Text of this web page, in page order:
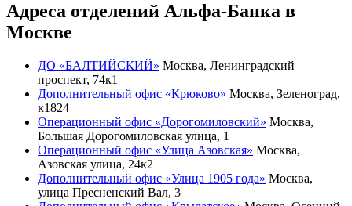
Адреса отделений Альфа-Банка в
Москве
ДО «БАЛТИЙСКИЙ» Москва, Ленинградский
проспект, 74к1
Дополнительный офис «Крюково» Москва, Зеленоград,
к1824
Операционный офис «Дорогомиловский» Москва,
Большая Дорогомиловская улица, 1
Операционный офис «Улица Азовская» Москва,
Азовская улица, 24к2
Дополнительный офис «Улица 1905 года» Москва,
улица Пресненский Вал, 3